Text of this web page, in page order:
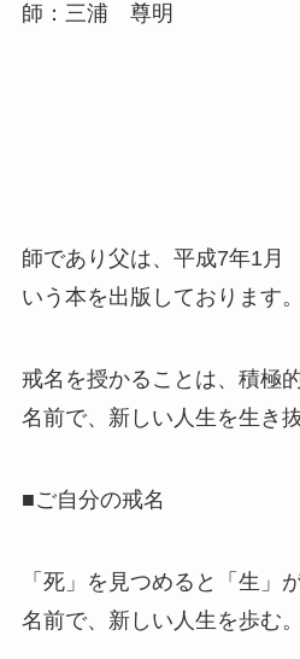
師：三浦 尊明
師であり父は、平成7年1月
いう本を出版しております。
戒名を授かることは、積極
名前で、新しい人生を生き抜
■ご自分の戒名
「死」を見つめると「生
名前で、新しい人生を歩む。